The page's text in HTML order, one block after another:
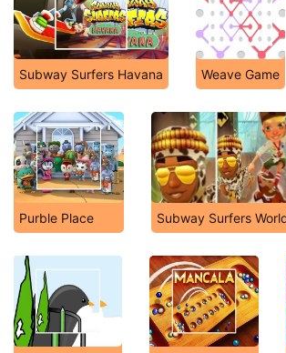
Subway Surfers Havana Weave Game
Purble Place Subway Surfers